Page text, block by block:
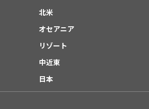
北米
オセアニア
リゾート
中近東
日本